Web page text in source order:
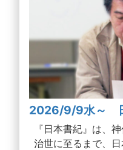
2026/9/9水～
『日本書紀』は、
治世に至るまで、